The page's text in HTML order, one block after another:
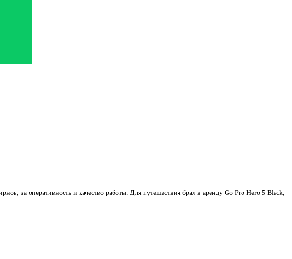
за оперативность и качество работы. Для путешествия брал в аренду Go Pro Hero 5 Black,